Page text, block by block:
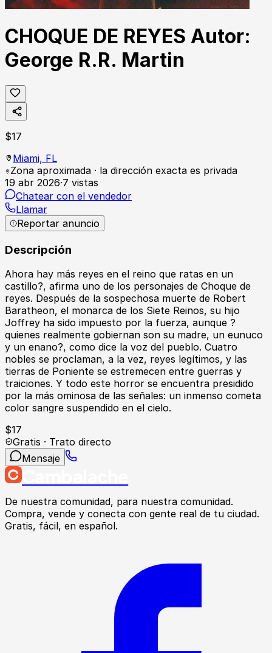
CHOQUE DE REYES Autor:
George R.R. Martin
$17
Miami, FL
Zona aproximada · la dirección exacta es privada
19 abr 2026·7 vistas
Chatear con el vendedor
Llamar
Reportar anuncio
Descripción
Ahora hay más reyes en el reino que ratas en un
castillo?, afirma uno de los personajes de Choque de
reyes. Después de la sospechosa muerte de Robert
Baratheon, el monarca de los Siete Reinos, su hijo
Joffrey ha sido impuesto por la fuerza, aunque ?
quienes realmente gobiernan son su madre, un eunuco
y un enano?, como dice la voz del pueblo. Cuatro
nobles se proclaman, a la vez, reyes legítimos, y las
tierras de Poniente se estremecen entre guerras y
traiciones. Y todo este horror se encuentra presidido
por la más ominosa de las señales: un inmenso cometa
color sangre suspendido en el cielo.
$17
Gratis · Trato directo
Mensaje
De nuestra comunidad, para nuestra comunidad.
Compra, vende y conecta con gente real de tu ciudad.
Gratis, fácil, en español.